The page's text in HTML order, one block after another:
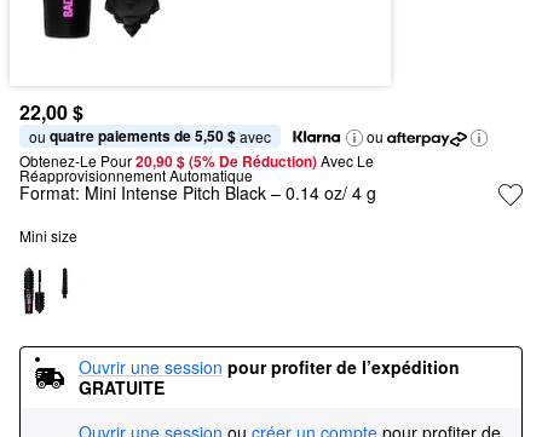
22,00 $
ou quatre paiements de 5,50 $ avec
ou
Obtenez-Le Pour20,90 $ (5% De Réduction) Avec Le
Réapprovisionnement Automatique
Format: Mini Intense Pitch Black – 0.14 oz/ 4 g
Mini size
Ouvrir une session pour profiter de l’expédition
GRATUITE
Ouvrir une session ou créer un compte pour profiter de